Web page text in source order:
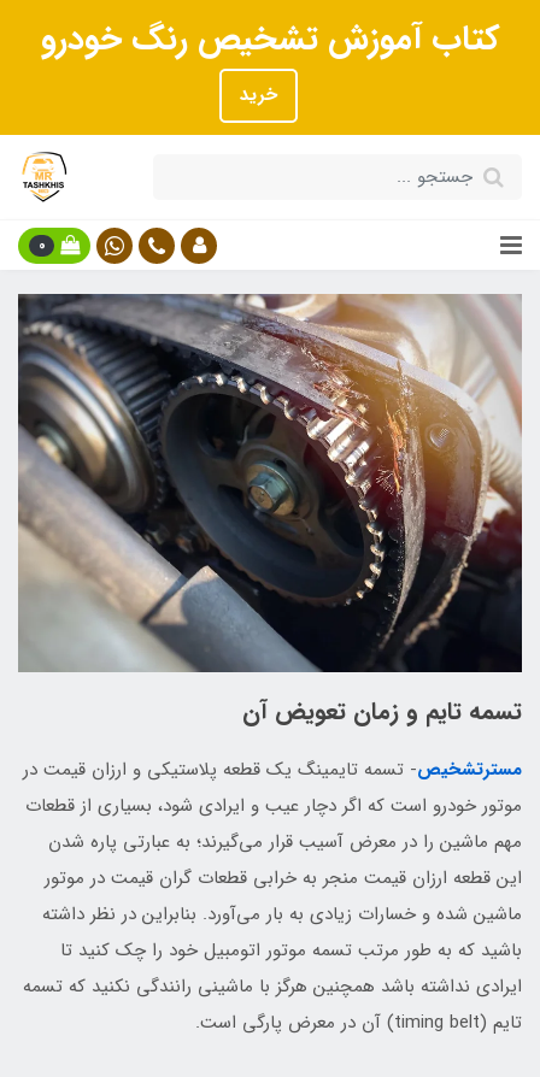
کتاب آموزش تشخیص رنگ خودرو
خرید
0
تسمه تایم و زمان تعویض آن
مسترتشخیص- تسمه‌ تایمینگ یک قطعه پلاستیکی و ارزان‌‌ قیمت در
موتور خودرو است که اگر دچار عیب و ایرادی شود، بسیاری از قطعات
مهم ماشین را در معرض آسیب قرار می‌گیرند؛ به عبارتی پاره شدن
این قطعه ارزان قیمت منجر به خرابی قطعات گران قیمت در موتور
ماشین شده و خسارات زیادی به بار می‌آورد. بنابراین در نظر داشته
باشید که به طور مرتب تسمه موتور اتومبیل خود را چک کنید تا
ایرادی نداشته باشد همچنین هرگز با ماشینی رانندگی نکنید که تسمه
تایم (timing belt) آن در معرض پارگی است.